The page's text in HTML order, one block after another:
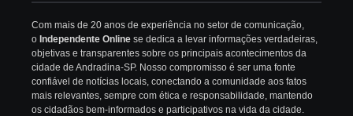
Com mais de 20 anos de experiência no setor de comunicação,
o Independente Online se dedica a levar informações verdadeiras,
objetivas e transparentes sobre os principais acontecimentos da
cidade de Andradina-SP. Nosso compromisso é ser uma fonte
confiável de notícias locais, conectando a comunidade aos fatos
mais relevantes, sempre com ética e responsabilidade, mantendo
os cidadãos bem-informados e participativos na vida da cidade.